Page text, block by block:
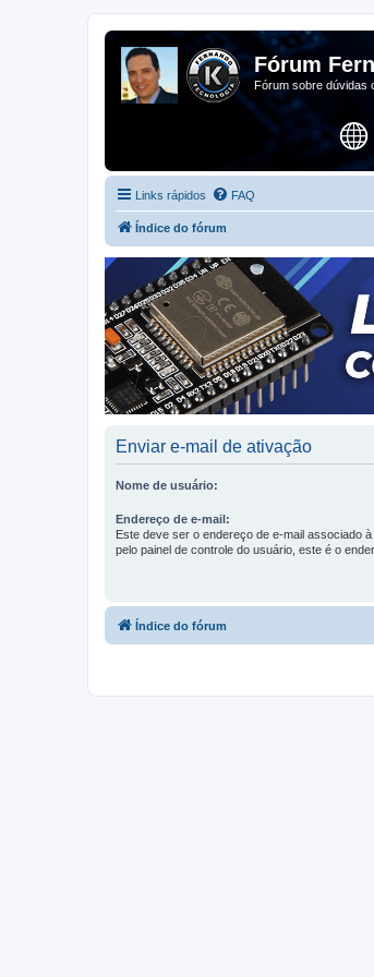
Fórum
Fórum sobre dúvidas
Links rápidos FAQ
Índice do fórum
Enviar e-mail de ativação
Nome de usuário:
Endereço de e-mail:
Este deve ser o endereço de e-mail associado
pelo painel de controle do usuário, este é o
Índice do fórum